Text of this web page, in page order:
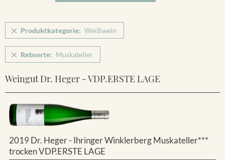
Produktkategorie: Weißwein
Rebsorte: Muskateller
Weingut Dr. Heger - VDP.ERSTE LAGE
2019 Dr. Heger - Ihringer Winklerberg Muskateller***
trocken VDP.ERSTE LAGE